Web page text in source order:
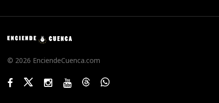
© 2026 EnciendeCuenca.com
FacebookTwitterInstagramYoutubeThreadsWhatsApp